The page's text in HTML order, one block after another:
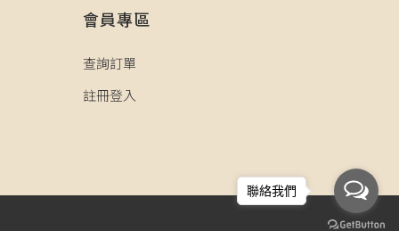
會員專區
查詢訂單
註冊登入
聯絡我們